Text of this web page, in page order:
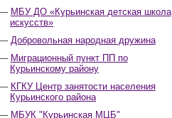
МБУ ДО «Курьинская детская школа
искусств»
Добровольная народная дружина
Миграционный пункт ПП по
Курьинскому району
КГКУ Центр занятости населения
Курьинского района
МБУК "Курьинская МЦБ"